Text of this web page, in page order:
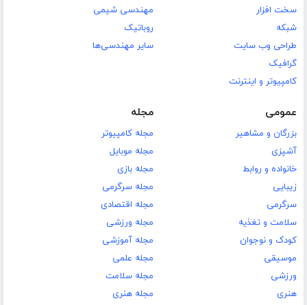
سخت افزار
شبکه
طراحی وب سایت
گرافیک
کامپیوتر و اینترنت
مهندسی شیمی
روباتیک
سایر مهندسی‌ها
عمومی
بزرگان و مشاهیر
آشپزی
خانواده و روابط
زیبایی
سرگرمی
سلامت و تغذیه
کودک و نوجوان
موسیقی
ورزشی
هنری
مجله
مجله کامپیوتر
مجله موبایل
مجله بازی
مجله سرگرمی
مجله اقتصادی
مجله ورزشی
مجله آموزشی
مجله علمی
مجله سلامت
مجله هنری